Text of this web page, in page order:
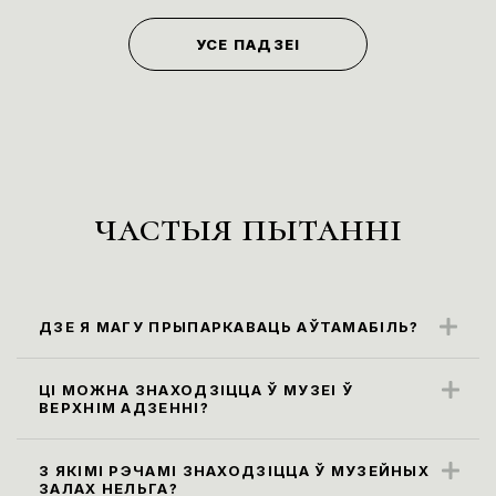
УСЕ ПАДЗЕІ
частыя пытанні
ДЗЕ Я МАГУ ПРЫПАРКАВАЦЬ АЎТАМАБІЛЬ?
знаходзяцца ўздоўж вул. Карла Маркса
(паркоўка платная)
ЦІ МОЖНА ЗНАХОДЗІЦЦА Ў МУЗЕІ Ў
ВЕРХНІМ АДЗЕННІ?
прадугледжваюць наведванне экспазіцыі
З ЯКІМІ РЭЧАМІ ЗНАХОДЗІЦЦА Ў МУЗЕЙНЫХ
ЗАЛАХ НЕЛЬГА?